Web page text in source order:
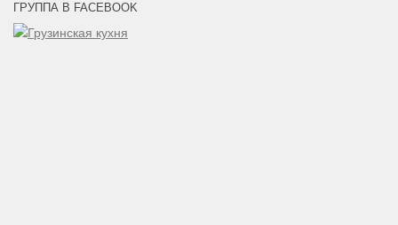
ГРУППА В FACEBOOK